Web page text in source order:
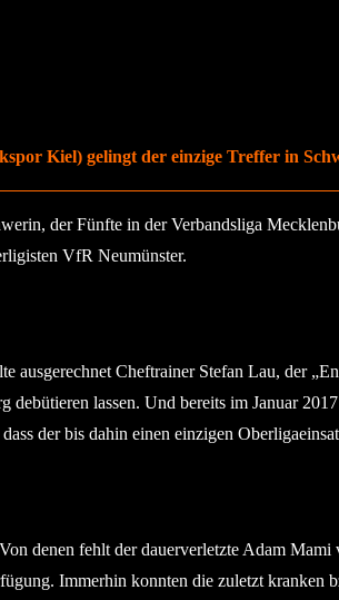
Kiel) gelingt der einzige Treffer in
der Fünfte in der Verbandsliga
VfR Neumünster.
Cheftrainer Stefan Lau, der
lassen. Und bereits im Januar
der bis dahin einen einzigen
denen fehlt der dauerverletzte Adam
Immerhin konnten die zuletzt